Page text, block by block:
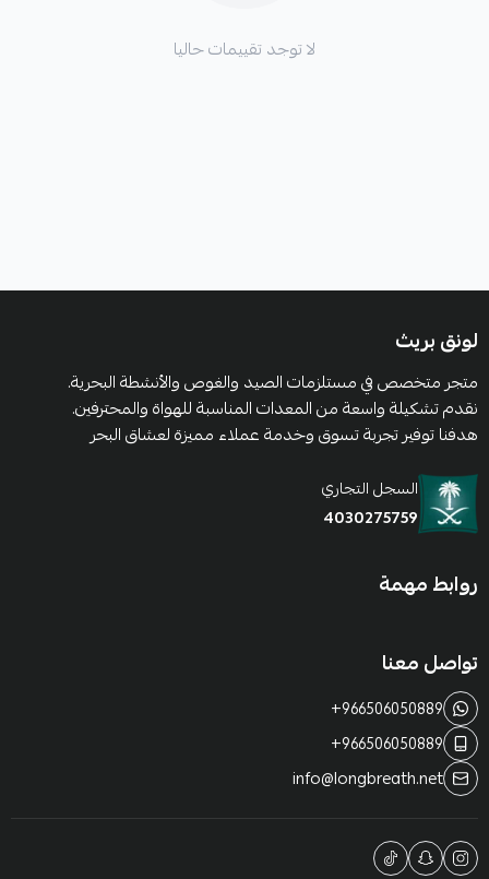
لا توجد تقييمات حاليا
لونق بريث
متجر متخصص في مستلزمات الصيد والغوص والأنشطة البحرية.
نقدم تشكيلة واسعة من المعدات المناسبة للهواة والمحترفين.
هدفنا توفير تجربة تسوق وخدمة عملاء مميزة لعشاق البحر
السجل التجاري
4030275759
روابط مهمة
تواصل معنا
+966506050889
+966506050889
info@longbreath.net